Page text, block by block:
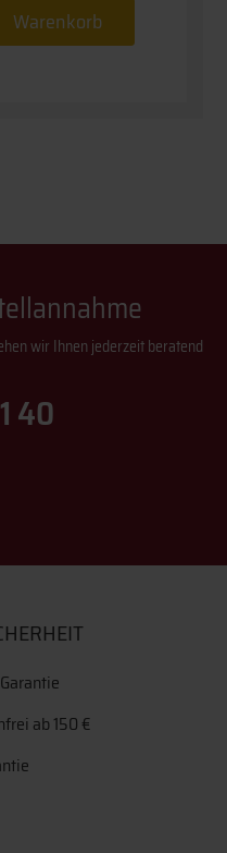
Warenkorb
wir Ihnen jederzeit beratend
40
ab 150 €